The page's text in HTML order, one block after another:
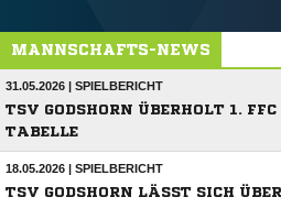
MANNSCHAFTS-NEWS
31.05.2026 | SPIELBERICHT
TSV GODSHORN ÜBERHOLT 1.
TABELLE
18.05.2026 | SPIELBERICHT
TSV GODSHORN LÄSST SICH